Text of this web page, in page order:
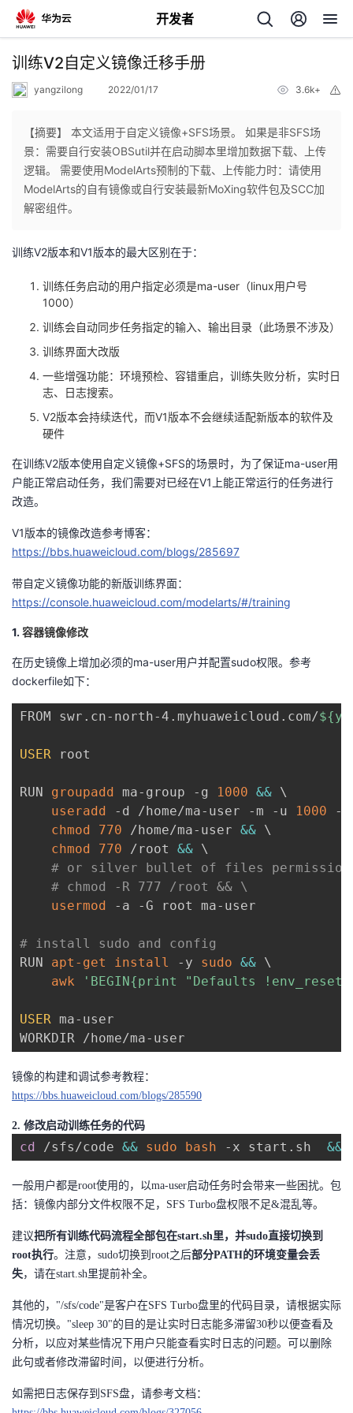
开发者
返
个
者
我
的
博
客
我
的
论
我
的
子
我
直
的
动
我
关
注
的
开
发
的
程
我
认
证
的
实
我
的
藏
我
的
Programs
我
的
支
议
训练V2自定义镜像迁移手册
yangzilong 2022/01/17 3.6k+
【摘要】 本文适用于自定义镜像+SFS场景。 如果是非SFS场
景：需要自行安装OBSutil并在启动脚本里增加数据下载、上传
逻辑。 需要使用ModelArts预制的下载、上传能力时：请使用
ModelArts的自有镜像或自行安装最新MoXing软件包及SCC加
解密组件。
训练V2版本和V1版本的最大区别在于：
训练任务启动的用户指定必须是ma-user （linux用户号
1000）
训练会自动同步任务指定的输入、输出目录（此场景不涉及）
训练界面大改版
一些增强功能：环境预检、容错重启，训练失败分析，实时日
志、日志搜索。
V2版本会持续迭代，而V1版本不会继续适配新版本的软件及
硬件
在训练V2版本使用自定义镜像+SFS的场景时，为了保证ma-user用
户能正常启动任务，我们需要对已经在V1 上能正常运行的任务进行
改造。
V1版本的镜像改造参考博客：
https://bbs.huaweicloud.com/blogs/285697
带自定义镜像功能的新版训练界面：
https://console.huaweicloud.com/modelarts/#/training
1. 容器镜像修改
在历史镜像上增加必须的ma-user用户并配置sudo权限。参考
dockerfile如下：
FROM swr.cn-north-4.myhuaweicloud.com/
USER root
RUN groupadd ma-group -g 1000 && \
useradd -d /home/ma-user -m -u 1000 -
chmod
770 /home/ma-user && \
chmod
770 /root && \
# or silver bullet of files permission
# chmod -R 777 /root && \
usermod -a -G root ma-user
# install sudo and config
RUN apt-get install -y sudo && \
awk
'BEGIN{print "Defaults
USER ma-user
镜像的构建和调试参考教程：
https://bbs.huaweicloud.com/blogs/285590
2. 修改启动训练任务的代码
cd /sfs/code && sudo bash -x start.sh &&
一般用户都是root使用的，以ma-user启动任务时会带来一些困扰。包
括：镜像内部分文件权限不足，SFS Turbo盘权限不足&混乱等。
建议把所有训练代码流程全部包在start.sh里，并sudo直接切换到
root执行。注意，sudo切换到 root之后部分PATH的环境变量会丢
失，请在start.sh里提前补全。
其他的，"/sfs/code"是客户在SFS Turbo盘里的代码目录，请根据实际
情况切换。"sleep 30"的目的是让实时日志能多滞留30秒以便查看及
分析，以应对某些情况下用户只能查看实时日志的问题。可以删除
此句或者修改滞留时间，以便进行分析。
如需把日志保存到 SFS盘，请参考文档：